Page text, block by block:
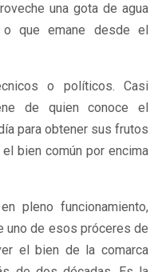
una gota de agua
que emane desde el
o políticos. Casi
de quien conoce el
para obtener sus frutos
bien común por encima
pleno funcionamiento,
uno de esos próceres de
el bien de la comarca